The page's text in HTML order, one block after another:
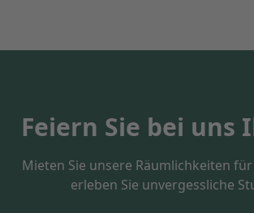
Feiern Sie bei uns
Mieten Sie unsere Räumlichkeiten
erleben Sie unvergessliche